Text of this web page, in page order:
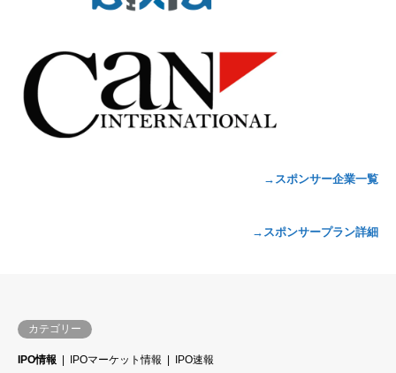
→スポンサー企業一覧
→スポンサープラン詳細
カテゴリー
IPO情報 IPOマーケット情報
IPO速報